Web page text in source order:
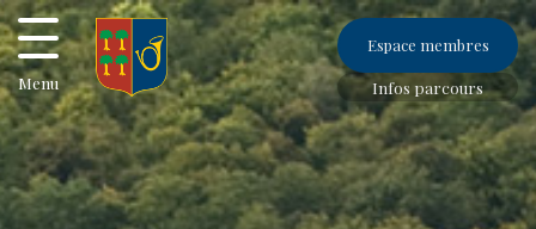
Menu
Espace membres
Infos parcours